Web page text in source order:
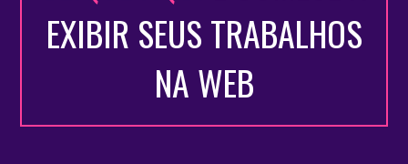
EXIBIR SEUS TRABALHOS
NA WEB